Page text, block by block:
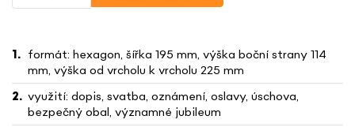
formát: hexagon, šířka 195 mm, výška boční strany 114
mm, výška od vrcholu k vrcholu 225 mm
využití: dopis, svatba, oznámení, oslavy, úschova,
bezpečný obal, významné jubileum